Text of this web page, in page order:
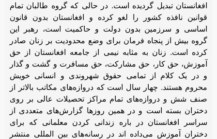
افغانستان تبدیل گردیده است. در حالی که گروه طالبان تمام
قوانین نافذه کشور را لغو کرده و افغانستان بدون قانون
اساسی و سرزمین بدون دولت و حاکمیت است، رهبر این
گروه بیش از پنجاه فرمان برای وضع محدودیت بر زنان صادر
کرده است. زنان به مثابه نیمی از جامعه افغانستان از حق
آموزش، حق کار، حق مشارکت، حق مسافرت و گشت و گذار
و در یک کلام از تمامی حقوق شهروندی و انسانی خویش
محروم هستند. چهار سال است که دروازه‌های مکاتب بالاتر از
صنف شش و دروازه‌های تمام مراکز تحصیلات عالی بر روی
دختران بسته است و در همین روزها گزارش‌های متعددی از
سراسر افغانستان در باره زندانی کردن معلمانی که برای
دختران آموزش می‌داده اند در رسانه‌های بین المللی منتشر